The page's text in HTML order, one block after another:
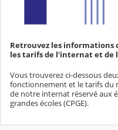
Retrouvez les
les tarifs de l'internat et de
Vous trouverez ci-dessous
fonctionnement et le tarifs du
de notre internat réservé aux
grandes écoles (CPGE).